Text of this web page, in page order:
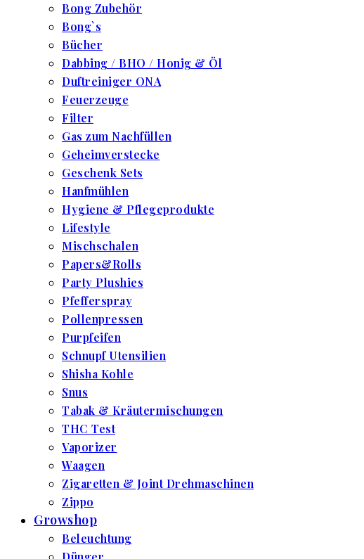
Bong Zubehör
Bong`s
Bücher
Dabbing / BHO / Honig & Öl
Duftreiniger ONA
Feuerzeuge
Filter
Gas zum Nachfüllen
Geheimverstecke
Geschenk Sets
Hanfmühlen
Hygiene & Pflegeprodukte
Lifestyle
Mischschalen
Papers&Rolls
Party Plushies
Pfefferspray
Pollenpressen
Purpfeifen
Schnupf Utensilien
Shisha Kohle
Snus
Tabak & Kräutermischungen
THC Test
Vaporizer
Waagen
Zigaretten & Joint Drehmaschinen
Zippo
Growshop
Beleuchtung